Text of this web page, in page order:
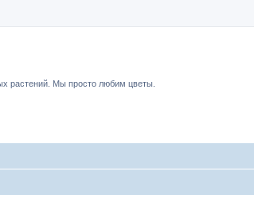
растений. Мы просто любим цветы.